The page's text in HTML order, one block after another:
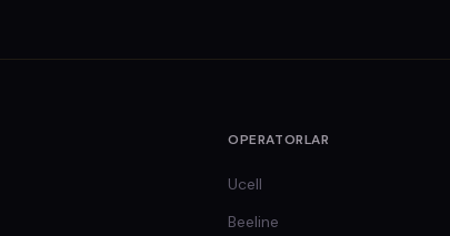
OPERATORLAR
Ucell
Beeline